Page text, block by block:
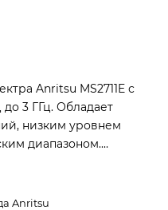
Anritsu MS2711E с
до 3 ГГц. Обладает
низким уровнем
диапазоном.
помех и анализа
Anritsu